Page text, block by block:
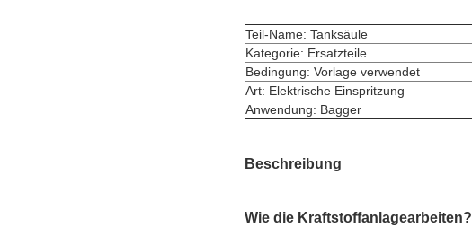
Teil-Name: Tanksäule
Kategorie: Ersatzteile
Bedingung: Vorlage verwendet
Art: Elektrische Einspritzung
Anwendung: Bagger
Beschreibung
Wie die Kraftstoffanlagearbeiten?